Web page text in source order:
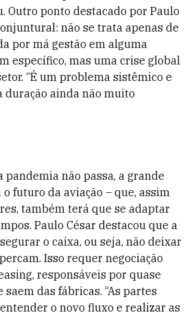
Outro ponto destacado por Paulo
não se trata apenas de
por má gestão em alguma
específico, mas uma crise global
“É um problema sistêmico e
duração ainda não muito
pandemia não passa, a grande
futuro da aviação – que, assim
também terá que se adaptar
Paulo César destacou que a
o caixa, ou seja, não deixar
Isso requer negociação
responsáveis por quase
saem das fábricas. “As partes
o novo fluxo e realizar as